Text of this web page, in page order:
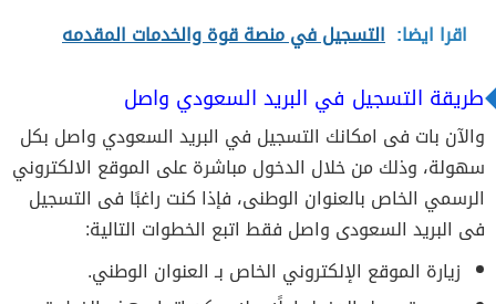
اقرا ايضا: التسجيل في منصة قوة والخدمات المقدمه
طريقة التسجيل في البريد السعودي واصل
والآن بات فى امكانك التسجيل في البريد السعودي واصل بكل
سهولة، وذلك من خلال الدخول مباشرة على الموقع الالكتروني
الرسمي الخاص بالعنوان الوطنى، فإذا كنت راغبًا فى التسجيل
فى البريد السعودى واصل فقط اتبع الخطوات التالية:
زيارة الموقع الإلكتروني الخاص بـ العنوان الوطني.